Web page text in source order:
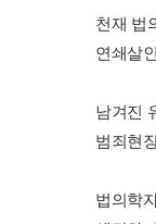
천재 법
연쇄살
남겨진
범죄현
법의학